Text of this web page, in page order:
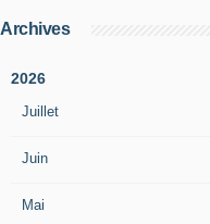
Archives
2026
Juillet
Juin
Mai